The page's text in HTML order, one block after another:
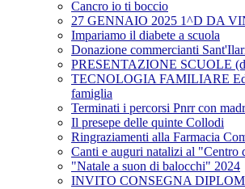
Cancro io ti boccio
27 GENNAIO 2025 1^D DA
Impariamo il diabete a scuola
Donazione commercianti
PRESENTAZIONE SCUOLE
TECNOLOGIA FAMILIARE
famiglia
Terminati i percorsi Pnrr con
Il presepe delle quinte Collodi
Ringraziamenti alla Farmacia
Canti e auguri natalizi al "Centro
"Natale a suon di balocchi" 2024
INVITO CONSEGNA